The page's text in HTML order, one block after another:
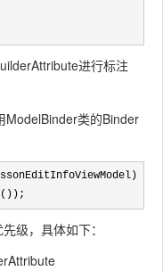
进行标注
ModelBinder类的Binder
级，具体如下：